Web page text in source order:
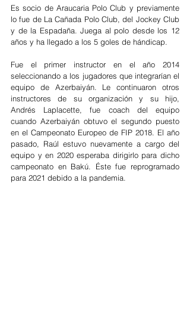
Es socio de Araucaria Polo Club y previamente
lo fue de La Cañada Polo Club, del Jockey Club
y de la Espadaña. Juega al polo desde los 12
años y ha llegado a los 5 goles de hándicap.
Fue el primer instructor en el año 2014
seleccionando a los jugadores que integrarían el
equipo de Azerbaiyán. Le continuaron otros
instructores de su organización y su hijo,
Andrés Laplacette, fue coach del equipo
cuando Azerbaiyán obtuvo el segundo puesto
en el Campeonato Europeo de FIP 2018. El año
pasado, Raúl estuvo nuevamente a cargo del
equipo y en 2020 esperaba dirigirlo para dicho
campeonato en Bakú. Éste fue reprogramado
para 2021 debido a la pandemia.